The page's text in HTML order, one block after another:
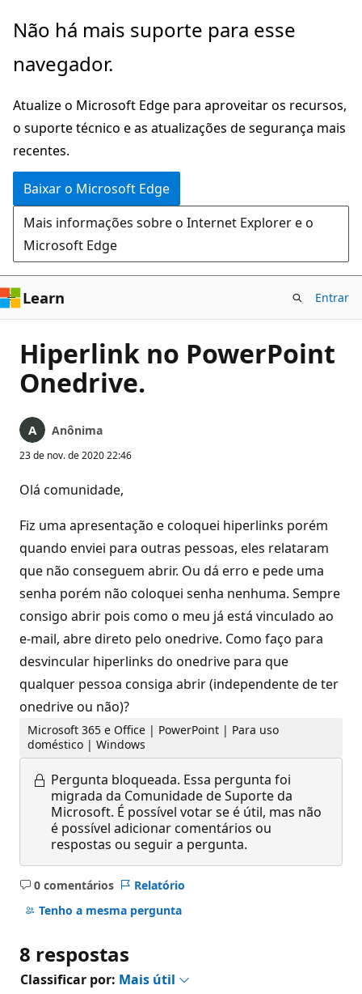
Pular
o
principal
Não há mais suporte para esse
navegador.
Atualize o Microsoft Edge para aproveitar os recursos,
o suporte técnico e as atualizações de segurança mais
recentes.
Baixar o Microsoft Edge
Mais informações sobre o Internet Explorer e o
Microsoft Edge
Learn Entrar
Hiperlink no PowerPoint
Onedrive.
Anônima
23 de nov. de 2020 22:46
Olá comunidade,
Fiz uma apresentação e coloquei hiperlinks porém
quando enviei para outras pessoas, eles relataram
que não conseguem abrir. Ou dá erro e pede uma
senha porém não coloquei senha nenhuma. Sempre
consigo abrir pois como o meu já está vinculado ao
e-mail, abre direto pelo onedrive. Como faço para
desvincular hiperlinks do onedrive para que
qualquer pessoa consiga abrir (independente de ter
onedrive ou não)?
Microsoft 365 e Office | PowerPoint | Para uso
doméstico | Windows
Pergunta bloqueada. Essa pergunta foi
migrada da Comunidade de Suporte da
Microsoft. É possível votar se é útil, mas não
é possível adicionar comentários ou
respostas ou seguir a pergunta.
0 comentários
Sem
comentários
Relatório
Tenho a mesma pergunta
8 respostas
Classificar por: Mais útil